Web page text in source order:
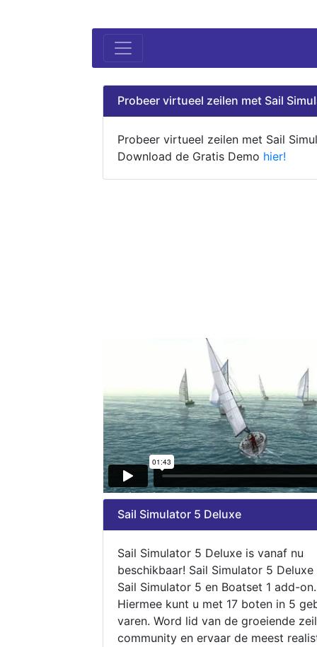
Probeer virtueel zeilen met Sail
Probeer virtueel zeilen met Sail
Download de Gratis Demo hier!
Sail Simulator 5 Deluxe
Sail Simulator 5 Deluxe is vanaf nu
beschikbaar! Sail Simulator 5
Sail Simulator 5 en Boatset 1 add-on.
Hiermee kunt u met 17 boten in 5
varen. Word lid van de groeiende zeil
community en ervaar de meest